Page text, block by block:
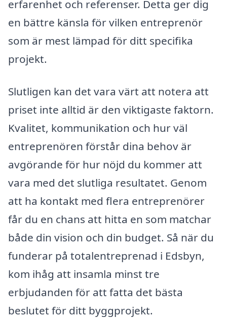
erfarenhet och referenser. Detta ger dig
en bättre känsla för vilken entreprenör
som är mest lämpad för ditt specifika
projekt.
Slutligen kan det vara värt att notera att
priset inte alltid är den viktigaste faktorn.
Kvalitet, kommunikation och hur väl
entreprenören förstår dina behov är
avgörande för hur nöjd du kommer att
vara med det slutliga resultatet. Genom
att ha kontakt med flera entreprenörer
får du en chans att hitta en som matchar
både din vision och din budget. Så när du
funderar på totalentreprenad i Edsbyn,
kom ihåg att insamla minst tre
erbjudanden för att fatta det bästa
beslutet för ditt byggprojekt.